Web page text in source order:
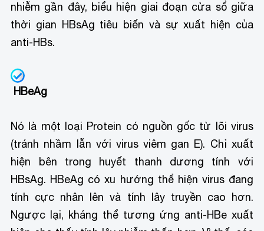
nhiễm gần đây, biểu hiện giai đoạn cửa sổ giữa
thời gian HBsAg tiêu biến và sự xuất hiện của
anti-HBs.
HBeAg
Nó là một loại Protein có nguồn gốc từ lõi virus
(tránh nhầm lẫn với virus viêm gan E). Chỉ xuất
hiện bên trong huyết thanh dương tính với
HBsAg. HBeAg có xu hướng thể hiện virus đang
tính cực nhân lên và tính lây truyền cao hơn.
Ngược lại, kháng thể tương ứng anti-HBe xuất